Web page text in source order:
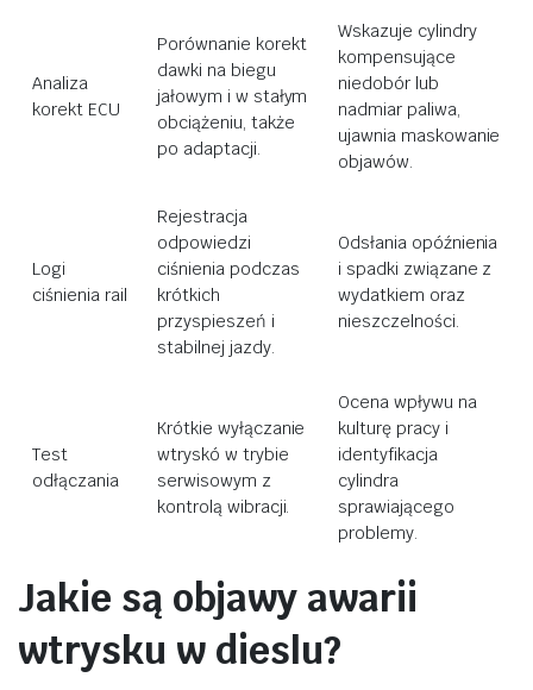
Analiza
korekt ECU
Porównanie korekt
dawki na biegu
jałowym i w stałym
obciążeniu, także
po adaptacji.
Wskazuje cylindry
kompensujące
niedobór lub
nadmiar paliwa,
ujawnia maskowanie
objawów.
Logi
ciśnienia rail
Rejestracja
odpowiedzi
ciśnienia podczas
krótkich
przyspieszeń i
stabilnej jazdy.
Odsłania opóźnienia
i spadki związane z
wydatkiem oraz
nieszczelności.
Test
odłączania
Krótkie wyłączanie
wtryskó w trybie
serwisowym z
kontrolą wibracji.
Ocena wpływu na
kulturę pracy i
identyfikacja
cylindra
sprawiającego
problemy.
Jakie są objawy awarii
wtrysku w dieslu?